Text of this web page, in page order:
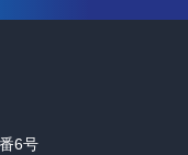
6号